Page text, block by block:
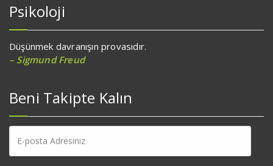
Psikoloji
Düşünmek davranışın provasıdır.
– Sigmund Freud
Beni Takipte Kalın
posta
Adresiniz